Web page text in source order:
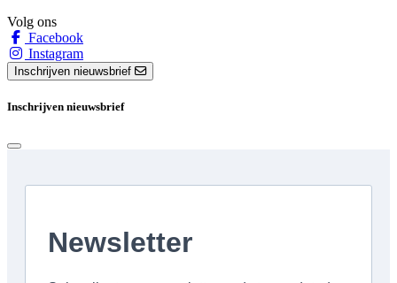
Volg ons
Facebook
Instagram
Inschrijven nieuwsbrief
Inschrijven nieuwsbrief